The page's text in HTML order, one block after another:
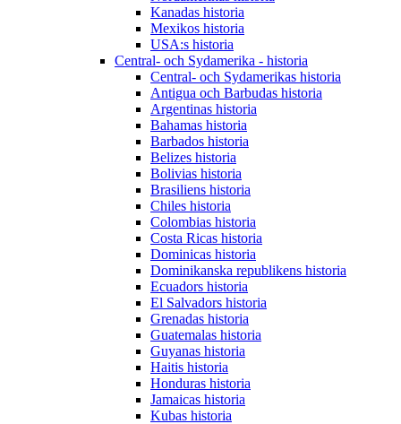
Kanadas historia
Mexikos historia
USA:s historia
Central- och Sydamerika - historia
Central- och Sydamerikas historia
Antigua och Barbudas historia
Argentinas historia
Bahamas historia
Barbados historia
Belizes historia
Bolivias historia
Brasiliens historia
Chiles historia
Colombias historia
Costa Ricas historia
Dominicas historia
Dominikanska republikens historia
Ecuadors historia
El Salvadors historia
Grenadas historia
Guatemalas historia
Guyanas historia
Haitis historia
Honduras historia
Jamaicas historia
Kubas historia